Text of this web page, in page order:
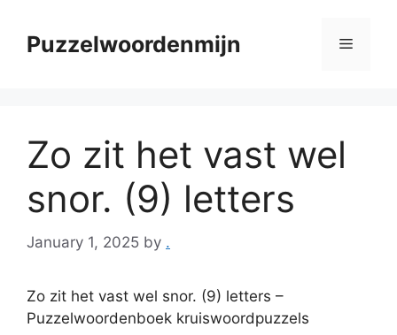
contentPuzzelwoordenmijn Menu
Zo zit het vast wel
snor. (9) letters
January 1, 2025 by .
Zo zit het vast wel snor. (9) letters –
Puzzelwoordenboek kruiswoordpuzzels